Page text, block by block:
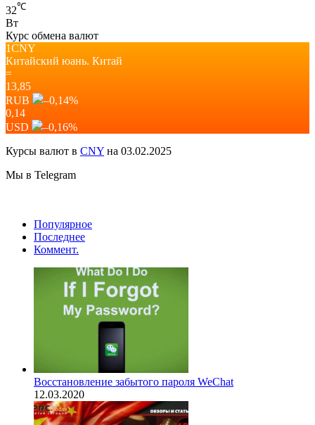
32℃
Вт
Курс обмена валют
1CNY
Китайский юань. Китай
=
13,85
RUB
–0,14%
0,14
USD
–0,16%
Курсы валют в CNY на 03.02.2025
Мы в Telegram
Популярное
Последнее
Коммент.
Восстановление забытого пароля WeChat
12.03.2020